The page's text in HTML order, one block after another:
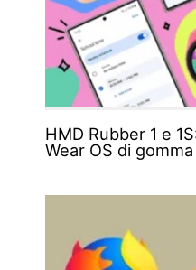
HMD Rubber 1 e
Wear OS di gomma